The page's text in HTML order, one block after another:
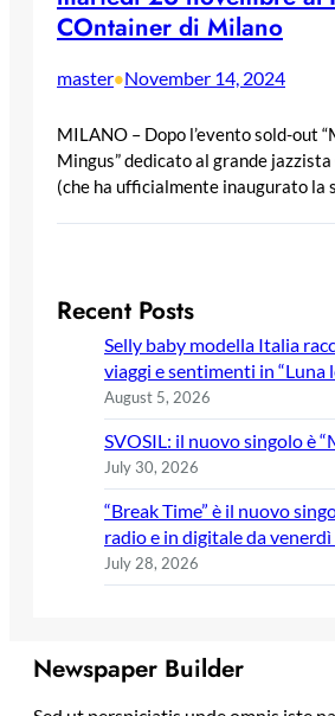
COntainer di Milano
master•November 14, 2024
MILANO – Dopo l’evento sold-out
Mingus” dedicato al grande
(che ha ufficialmente inaugurato la
Recent Posts
Selly baby modella Italia
viaggi e sentimenti in “Luna
August 5, 2026
SVOSIL: il nuovo singolo è
July 30, 2026
“Break Time” è il nuovo
radio e in digitale da
July 28, 2026
Newspaper Builder